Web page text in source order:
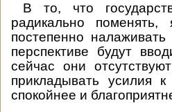
В то, что
радикально
постепенно
перспективе будут
сейчас они
прикладывать усилия
спокойнее и